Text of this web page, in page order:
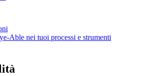
Able nei tuoi processi e strumenti